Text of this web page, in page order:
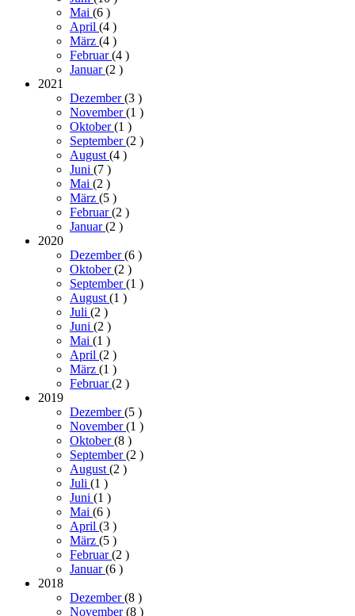
Mai (6 )
April (4 )
März (4 )
Februar(4 )
Januar(2 )
2021
Dezember(3 )
November(1 )
Oktober(1 )
September(2 )
August (4 )
Juni (7 )
Mai (2 )
März (5 )
Februar(2 )
Januar(2 )
2020
Dezember(6 )
Oktober(2 )
September(1 )
August (1 )
Juli (2 )
Juni (2 )
Mai (1 )
April (2 )
März (1 )
Februar(2 )
2019
Dezember(5 )
November(1 )
Oktober(8 )
September(2 )
August (2 )
Juli (1 )
Juni (1 )
Mai (6 )
April (3 )
März (5 )
Februar(2 )
Januar(6 )
2018
Dezember(8 )
November(8 )